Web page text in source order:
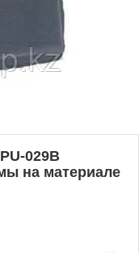
029B
на материале